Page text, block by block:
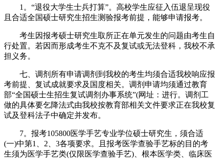
1。“退役大学生士兵打算”。高校学生应征入伍退呈现役
且合适全国硕士研究生招生测验报考前提，能够申请报考。
考生因报考硕士研究生取所正在单元发生的问题由考生自
行处置。若因而形成考生不克不及复试或无法登科，我校不承
担义务。
七、调剂所有申请调剂到我校的考生均须合适我校响应报
考前提、复试成就要求及国度相关。调剂申请均须通过教育
部“全国硕士生招生复试调剂办事系统”(网址：进行。调剂工
做的具体要乞降法式由我校按教育部相关文件要求正在我校复
试及登科法子中确定并发布。
7。报考105800医学手艺专业学位硕士研究生，须合适
(一)中第1、2、3各项要求。且报考医学查验手艺标的目的考
生须为医学手艺类(仅限医学查验手艺)、根本医学类、临床医